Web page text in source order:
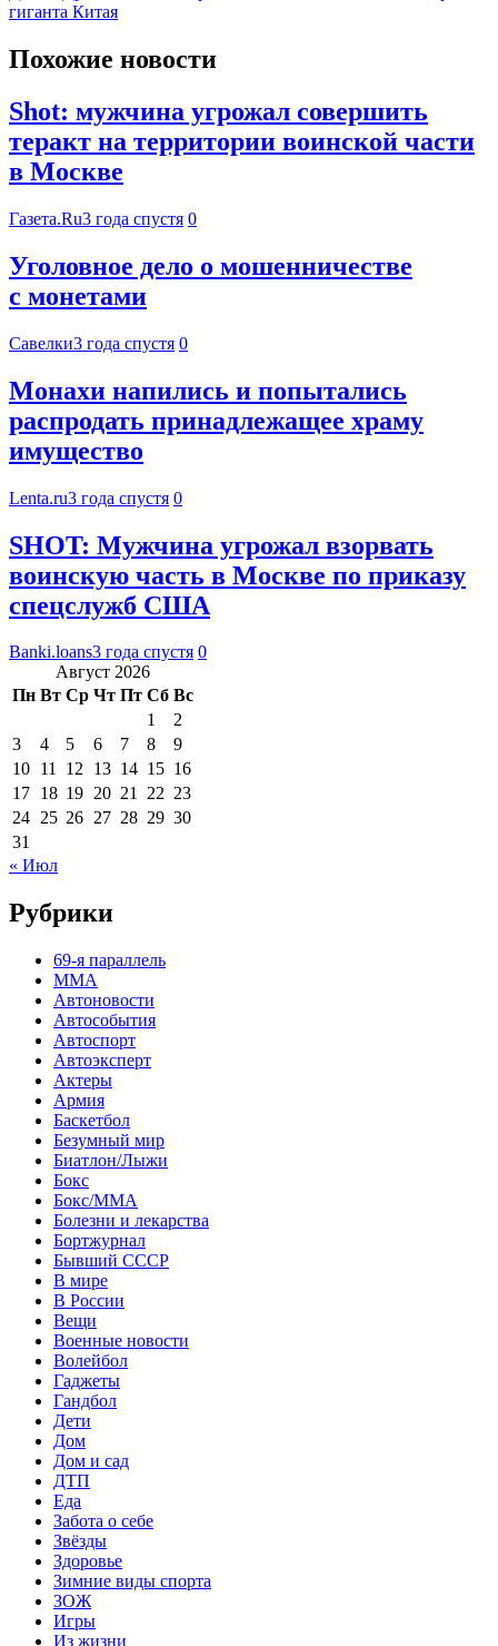
гиганта Китая
Похожие новости
Shot: мужчина угрожал совершить
теракт на территории воинской части
в Москве
Газета.Ru3 года спустя 0
Уголовное дело о мошенничестве
с монетами
Савелки3 года спустя 0
Монахи напились и попытались
распродать принадлежащее храму
имущество
Lenta.ru3 года спустя 0
SHOT: Мужчина угрожал взорвать
воинскую часть в Москве по приказу
спецслужб США
Banki.loans3 года спустя 0
Август 2026
Пн Вт Ср Чт Пт Сб Вс
1
2
3
4 5 6 7 8
9
10 11 12 13 14 15 16
17 18 19 20 21 22 23
24 25 26 27 28 29 30
31
« Июл
Рубрики
69-я параллель
MMA
Автоновости
Автособытия
Автоспорт
Автоэксперт
Актеры
Армия
Баскетбол
Безумный мир
Биатлон/Лыжи
Бокс
Бокс/MMA
Болезни и лекарства
Бортжурнал
Бывший СССР
В мире
В России
Вещи
Военные новости
Волейбол
Гаджеты
Гандбол
Дети
Дом
Дом и сад
ДТП
Еда
Забота о себе
Звёзды
Здоровье
Зимние виды спорта
ЗОЖ
Игры
Из жизни